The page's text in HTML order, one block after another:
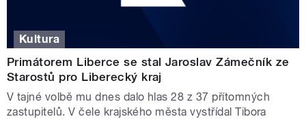
Kultura
Primátorem Liberce se stal Jaroslav Zámečník ze
Starostů pro Liberecký kraj
V tajné volbě mu dnes dalo hlas 28 z 37 přítomných
zastupitelů. V čele krajského města vystřídal Tibora